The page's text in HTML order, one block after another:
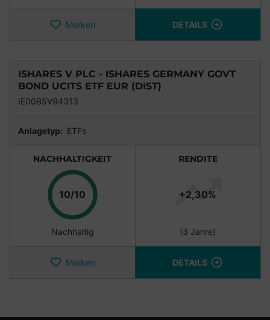
Merken DETAILS
ISHARES V PLC - ISHARES GERMANY GOVT
BOND UCITS ETF EUR (DIST)
IE00B5V94313
Anlagetyp: ETFs
NACHHALTIGKEIT
10/10 Punkte
Nachhaltig
RENDITE
+2,30%
(3 Jahre)
Merken DETAILS